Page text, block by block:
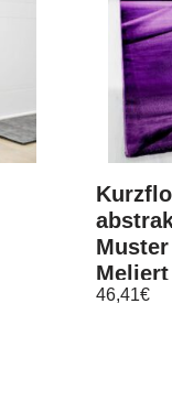
Meliert
46,41€